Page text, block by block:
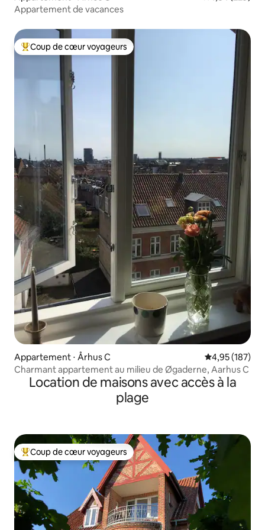
Appartement de vacances
Coups de cœur voyageurs les plus appréciés
Coup de cœur voyageurs
Appartement ⋅ Århus C Évaluation
4,95 (187)
Charmant appartement au milieu de Øgaderne, Aarhus C
Location de maisons avec accès à la
plage
Coups de cœur voyageurs les plus appréciés
Coup de cœur voyageurs